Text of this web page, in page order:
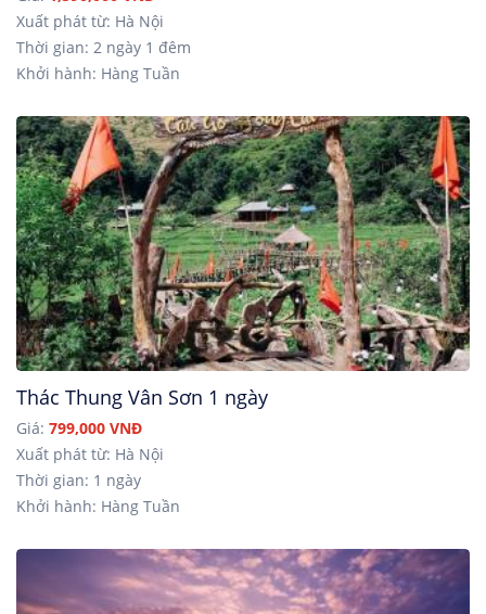
Xuất phát từ: Hà Nội
Thời gian: 2 ngày 1 đêm
Khởi hành: Hàng Tuần
Thác Thung Vân Sơn 1 ngày
Giá: 799,000 VNĐ
Xuất phát từ: Hà Nội
Thời gian: 1 ngày
Khởi hành: Hàng Tuần